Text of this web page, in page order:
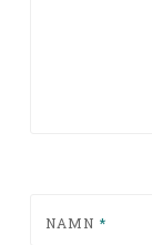
NAMN *